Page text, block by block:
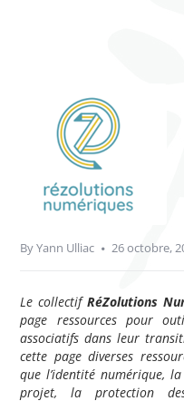
ByYann Ulliac 26 octobre,
Le collectifRéZolutions
page ressources pour
associatifs dans leur
cette page diverses
que l’identité numérique,
projet, la protection